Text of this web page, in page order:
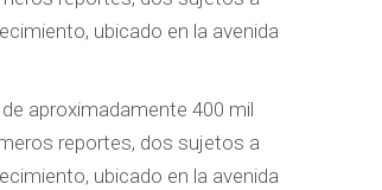
ubicado en la avenida
aproximadamente 400 mil
reportes, dos sujetos a
ubicado en la avenida